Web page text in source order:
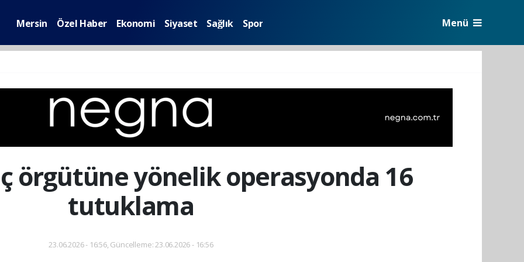
Mersin Özel Haber Ekonomi Siyaset Sağlık Spor Menü
örgütüne yönelik operasyonda 16
tutuklama
23.06.2026 - 16:56, Güncelleme: 23.06.2026 - 16:56